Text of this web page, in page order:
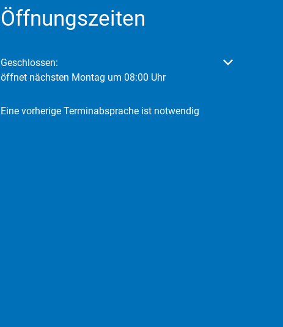
Öffnungszeiten
Klicken, um weitere Öffnungs- oder Schließzeiten auszublenden
Geschlossen:
öffnet nächsten Montag um 08:00 Uhr
Eine vorherige Terminabsprache ist notwendig